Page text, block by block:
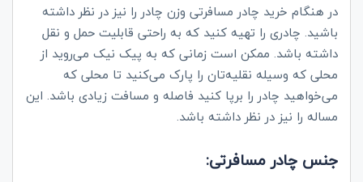
در هنگام خرید چادر مسافرتی وزن چادر را نیز در نظر داشته
باشید. چادری را تهیه کنید که به راحتی قابلیت حمل و نقل
داشته باشد. ممکن است زمانی که به پیک نیک می‌روید از
محلی که وسیله نقلیه‌تان را پارک می‌کنید تا محلی که
می‌خواهید چادر را برپا کنید فاصله و مسافت زیادی باشد. این
مساله را نیز در نظر داشته باشد.
جنس چادر مسافرتی: